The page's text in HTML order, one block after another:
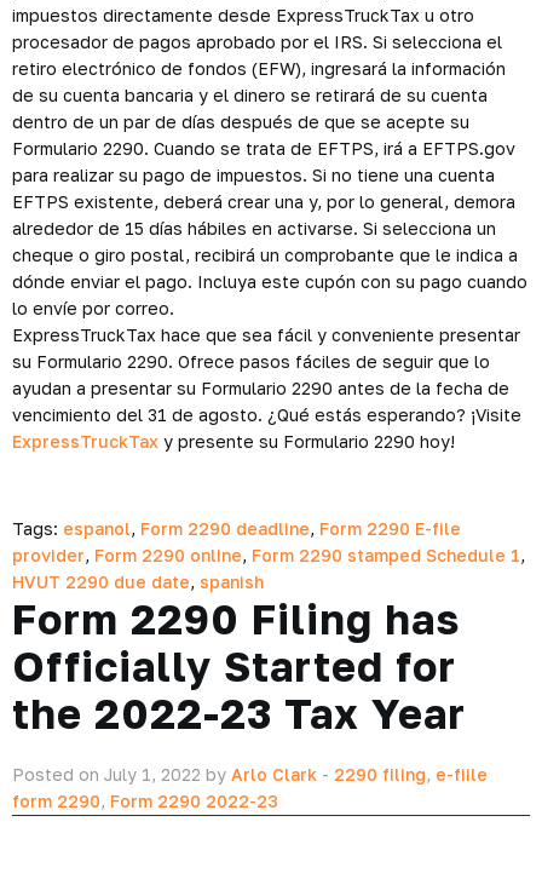
impuestos directamente desde ExpressTruckTax u otro
procesador de pagos aprobado por el IRS. Si selecciona el
retiro electrónico de fondos (EFW), ingresará la información
de su cuenta bancaria y el dinero se retirará de su cuenta
dentro de un par de días después de que se acepte su
Formulario 2290. Cuando se trata de EFTPS, irá a EFTPS.gov
para realizar su pago de impuestos. Si no tiene una cuenta
EFTPS existente, deberá crear una y, por lo general, demora
alrededor de 15 días hábiles en activarse. Si selecciona un
cheque o giro postal, recibirá un comprobante que le indica a
dónde enviar el pago. Incluya este cupón con su pago cuando
lo envíe por correo.
ExpressTruckTax hace que sea fácil y conveniente presentar
su Formulario 2290. Ofrece pasos fáciles de seguir que lo
ayudan a presentar su Formulario 2290 antes de la fecha de
vencimiento del 31 de agosto. ¿Qué estás esperando? ¡Visite
ExpressTruckTax y presente su Formulario 2290 hoy!
Tags: espanol, Form 2290 deadline, Form 2290 E-file
provider, Form 2290 online, Form 2290 stamped Schedule 1,
HVUT 2290 due date, spanish
Form 2290 Filing has
Officially Started for
the 2022-23 Tax Year
Posted on July 1, 2022 by Arlo Clark - 2290 filing, e-fiile
form 2290, Form 2290 2022-23